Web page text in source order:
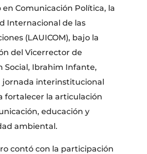
Comunicación Política, la
Internacional de las
(LAUICOM), bajo la
del Vicerrector de
Social, Ibrahim Infante,
jornada interinstitucional
fortalecer la articulación
educación y
ambiental.
contó con la participación